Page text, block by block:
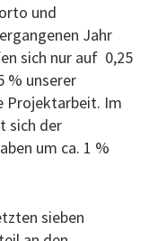
und
Jahr
sich nur auf 0,25
% unserer
Projektarbeit. Im
sich der
um ca. 1 %
sieben